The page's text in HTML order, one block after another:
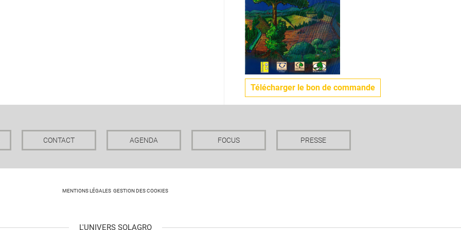
FORÊT-BOIS
Télécharger le bon de commande
CONTACT AGENDA FOCUS PRESSE
MENTIONS LÉGALES GESTION DES COOKIES
L'UNIVERS SOLAGRO